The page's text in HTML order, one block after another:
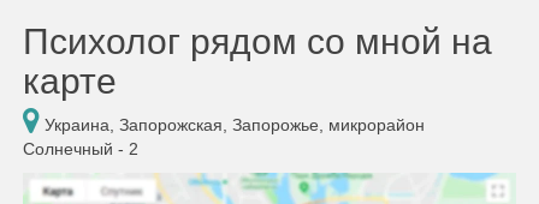
Психолог рядом со мной на
карте
Украина, Запорожская, Запорожье, микрорайон
Солнечный - 2